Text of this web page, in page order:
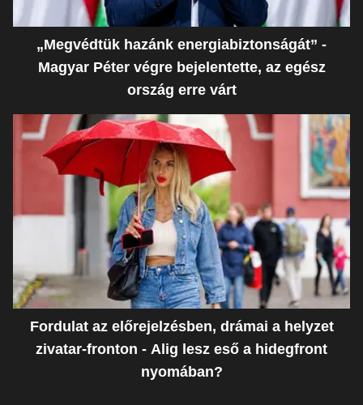
„Megvédtük hazánk energiabiztonságát” -
Magyar Péter végre bejelentette, az egész
ország erre várt
Fordulat az előrejelzésben, drámai a helyzet
zivatar-fronton - Alig lesz eső a hidegfront
nyomában?